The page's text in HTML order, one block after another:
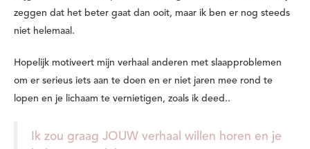
zeggen dat het beter gaat dan ooit, maar ik ben er nog steeds
niet helemaal.
Hopelijk motiveert mijn verhaal anderen met slaapproblemen
om er serieus iets aan te doen en er niet jaren mee rond te
lopen en je lichaam te vernietigen, zoals ik deed..
Ik zou graag JOUW verhaal willen horen en je